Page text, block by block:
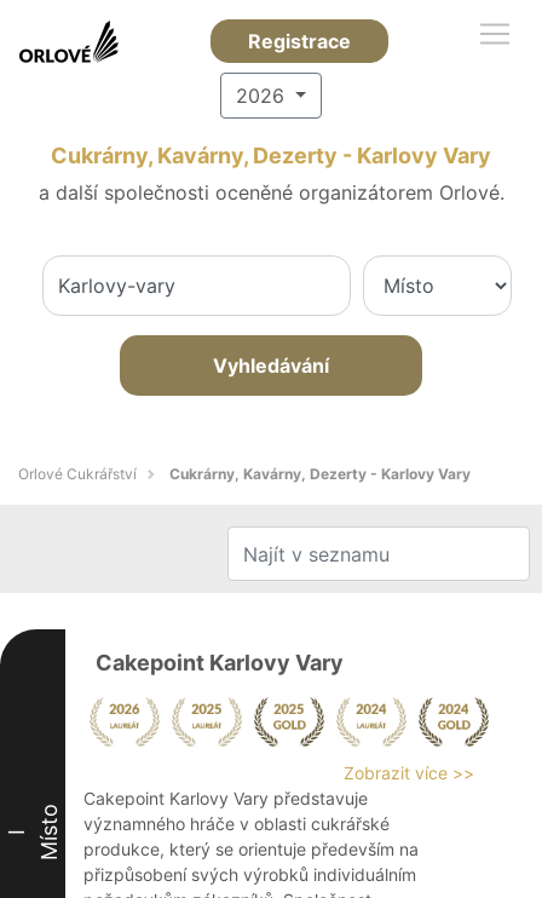
Registrace
2026
Cukrárny, Kavárny, Dezerty - Karlovy Vary
a další společnosti oceněné organizátorem Orlové.
Vyhledávání
Orlové Cukrářství Cukrárny, Kavárny, Dezerty - Karlovy Vary
I Místo
Cakepoint Karlovy Vary
Zobrazit více >>
Cakepoint Karlovy Vary představuje
významného hráče v oblasti cukrářské
produkce, který se orientuje především na
přizpůsobení svých výrobků individuálním